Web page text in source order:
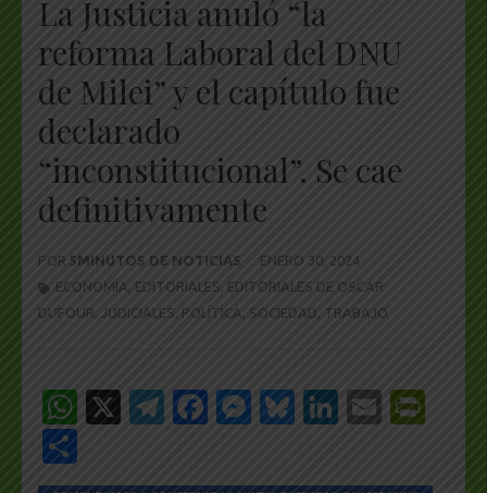
La Justicia anuló “la
reforma Laboral del DNU
de Milei” y el capítulo fue
declarado
“inconstitucional”. Se cae
definitivamente
POR 5MINUTOS DE NOTICIAS
ENERO 30, 2024
ECONOMÍA , EDITORIALES
EDITORIALES DE OSCAR
DUFOUR , JUDICIALES, POLÍTICA , SOCIEDAD, TRABAJO
WhatsApp
X Telegram
Facebook
Messenger
Bluesky
LinkedIn
Email